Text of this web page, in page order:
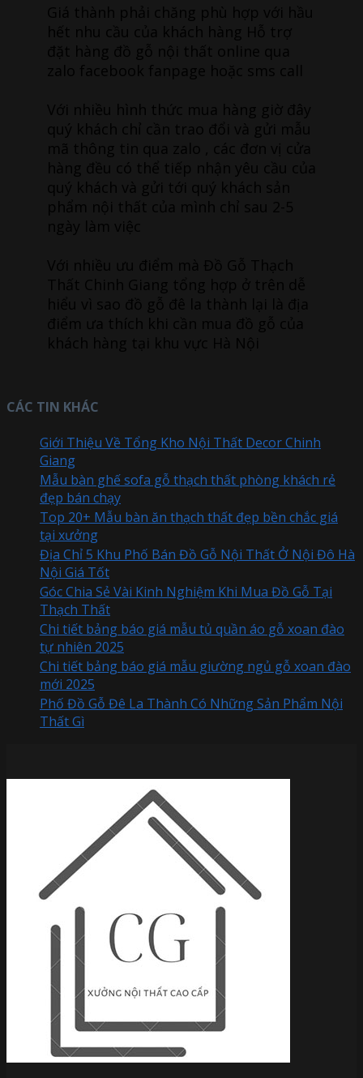
CÁC TIN KHÁC
Giới Thiệu Về Tổng Kho Nội Thất Decor Chinh
Giang
Mẫu bàn ghế sofa gỗ thạch thất phòng khách rẻ
đẹp bán chạy
Top 20+ Mẫu bàn ăn thạch thất đẹp bền chắc giá
tại xưởng
Địa Chỉ 5 Khu Phố Bán Đồ Gỗ Nội Thất Ở Nội Đô Hà
Nội Giá Tốt
Góc Chia Sẻ Vài Kinh Nghiệm Khi Mua Đồ Gỗ Tại
Thạch Thất
Chi tiết bảng báo giá mẫu tủ quần áo gỗ xoan đào
tự nhiên 2025
Chi tiết bảng báo giá mẫu giường ngủ gỗ xoan đào
mới 2025
Phố Đồ Gỗ Đê La Thành Có Những Sản Phẩm Nội
Thất Gì